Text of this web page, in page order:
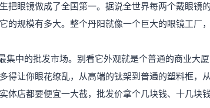
把眼镜做成了全国第一。据说全世界每两个戴眼镜
的规模有多大。整个丹阳就像一个巨大的眼镜工厂
中的批发市场。别看它外观就是个普通的商业大厦
得让你眼花缭乱，从高端的钛架到普通的塑料框，
体店都要便宜一大截，批发价拿个几块钱、十几块